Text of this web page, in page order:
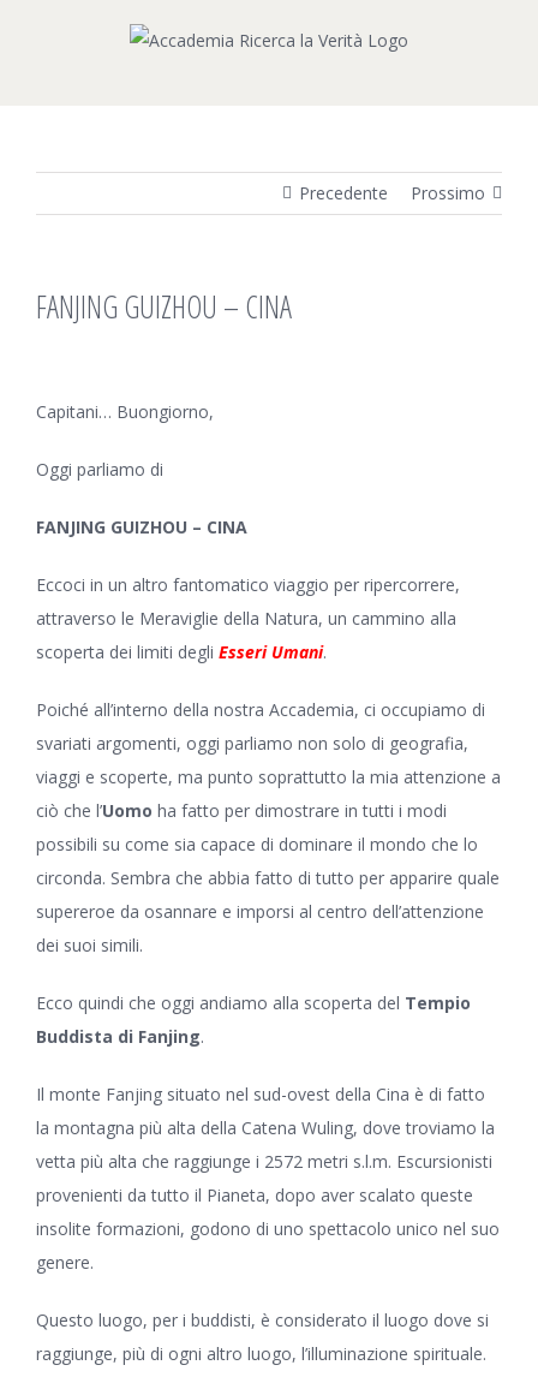
Precedente Prossimo
FANJING GUIZHOU – CINA
immagine
Capitani… Buongiorno,
Oggi parliamo di
FANJING GUIZHOU – CINA
Eccoci in un altro fantomatico viaggio per ripercorrere,
attraverso le Meraviglie della Natura, un cammino alla
scoperta dei limiti degli Esseri Umani.
Poiché all’interno della nostra Accademia, ci occupiamo di
svariati argomenti, oggi parliamo non solo di geografia,
viaggi e scoperte, ma punto soprattutto la mia attenzione a
ciò che l’Uomo ha fatto per dimostrare in tutti i modi
possibili su come sia capace di dominare il mondo che lo
circonda. Sembra che abbia fatto di tutto per apparire quale
supereroe da osannare e imporsi al centro dell’attenzione
dei suoi simili.
Ecco quindi che oggi andiamo alla scoperta del Tempio
Buddista di Fanjing.
Il monte Fanjing situato nel sud-ovest della Cina è di fatto
la montagna più alta della Catena Wuling, dove troviamo la
vetta più alta che raggiunge i 2572 metri s.l.m. Escursionisti
provenienti da tutto il Pianeta, dopo aver scalato queste
insolite formazioni, godono di uno spettacolo unico nel suo
genere.
Questo luogo, per i buddisti, è considerato il luogo dove si
raggiunge, più di ogni altro luogo, l’illuminazione spirituale.